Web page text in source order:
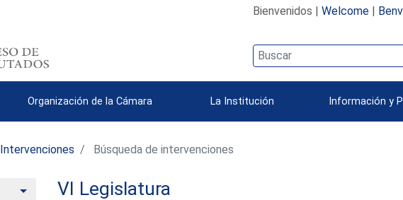
Bienvenidos | Welcome|
Organización de la Cámara La Institución Información y
Intervenciones Búsqueda de intervenciones
AlternarVI Legislatura